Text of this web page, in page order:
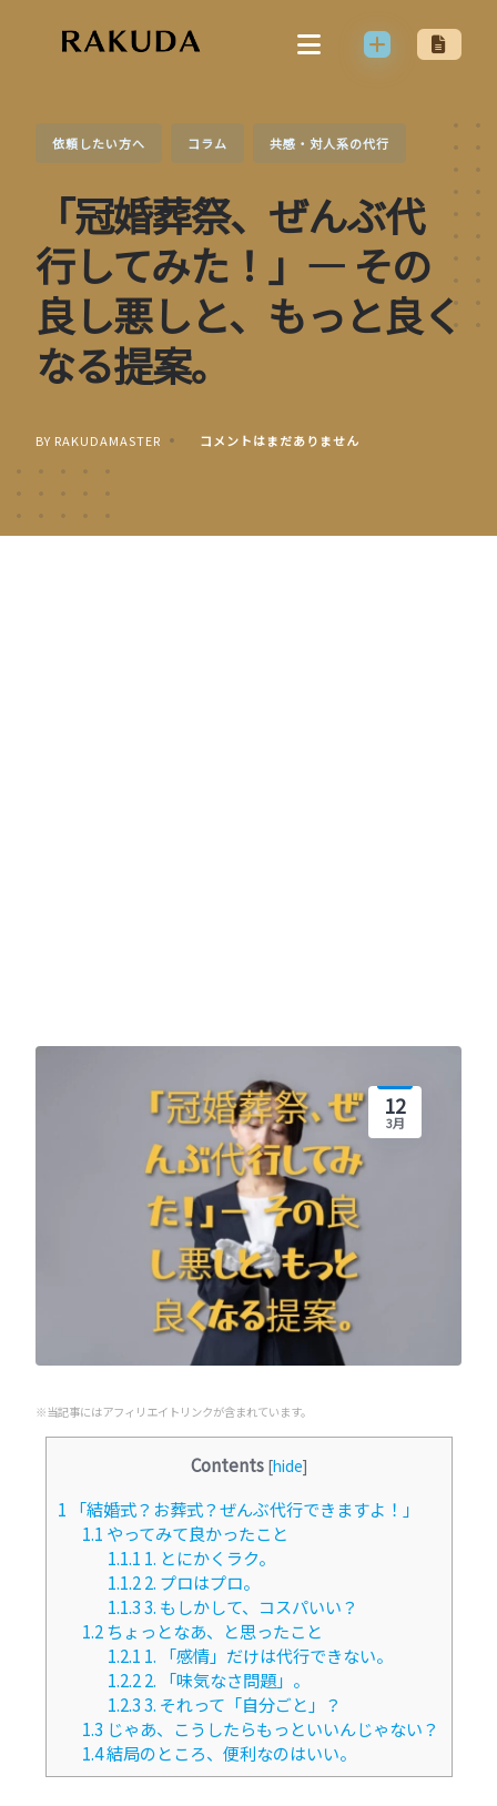
依頼したい方へ コラム 共感・対人系の代行
「冠婚葬祭、ぜんぶ代
行してみた！」— その
良し悪しと、もっと良く
なる提案。
BY RAKUDAMASTER コメントはまだありません
12
3月
※当記事にはアフィリエイトリンクが含まれています。
Contents [hide]
1 「結婚式？お葬式？ぜんぶ代行できますよ！」
1.1 やってみて良かったこと
1.1.1 1. とにかくラク。
1.1.22. プロはプロ。
1.1.33. もしかして、コスパいい？
1.2ちょっとなあ、と思ったこと
1.2.1 1. 「感情」だけは代行できない。
1.2.22. 「味気なさ問題」。
1.2.33. それって「自分ごと」？
1.3 じゃあ、こうしたらもっといいんじゃない？
1.4結局のところ、便利なのはいい。